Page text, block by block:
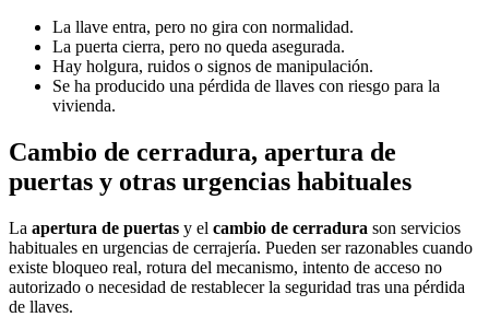
La llave entra, pero no gira con normalidad.
La puerta cierra, pero no queda asegurada.
Hay holgura, ruidos o signos de manipulación.
Se ha producido una pérdida de llaves con riesgo para la
vivienda.
Cambio de cerradura, apertura de
puertas y otras urgencias habituales
La apertura de puertas y el cambio de cerradura son servicios
habituales en urgencias de cerrajería. Pueden ser razonables cuando
existe bloqueo real, rotura del mecanismo, intento de acceso no
autorizado o necesidad de restablecer la seguridad tras una pérdida
de llaves.